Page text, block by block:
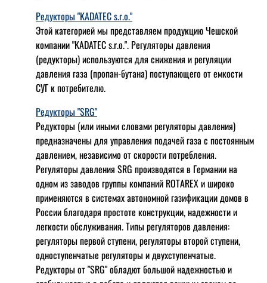
Редукторы "KADATEC s.r.o."
Этой категорией мы представляем продукцию Чешской
компании "KADATEC s.r.o.". Регуляторы давления
(редукторы) используются для снижения и регуляции
давления газа (пропан-бутана) поступающего от емкости
СУГ к потребителю.
Редукторы "SRG"
Редукторы (или иными словами регуляторы давления)
предназначены для управления подачей газа с постоянным
давлением, независимо от скорости потребления.
Регуляторы давления SRG производятся в Германии на
одном из заводов группы компаний ROTAREX и широко
применяются в системах автономной газификации домов в
России благодаря простоте конструкции, надежности и
легкости обслуживания. Типы регуляторов давления:
регуляторы первой ступени, регуляторы второй ступени,
одноступенчатые регуляторы и двухступенчатые.
Редукторы от "SRG" обладют большой надежностью и